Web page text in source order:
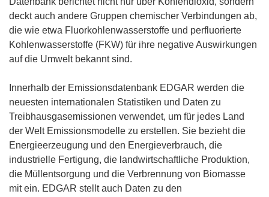
deckt auch andere Gruppen chemischer Verbindungen ab,
die wie etwa Fluorkohlenwasserstoffe und perfluorierte
Kohlenwasserstoffe (FKW) für ihre negative Auswirkungen
auf die Umwelt bekannt sind.
Innerhalb der Emissionsdatenbank EDGAR werden die
neuesten internationalen Statistiken und Daten zu
Treibhausgasemissionen verwendet, um für jedes Land
der Welt Emissionsmodelle zu erstellen. Sie bezieht die
Energieerzeugung und den Energieverbrauch, die
industrielle Fertigung, die landwirtschaftliche Produktion,
die Müllentsorgung und die Verbrennung von Biomasse
mit ein. EDGAR stellt auch Daten zu den